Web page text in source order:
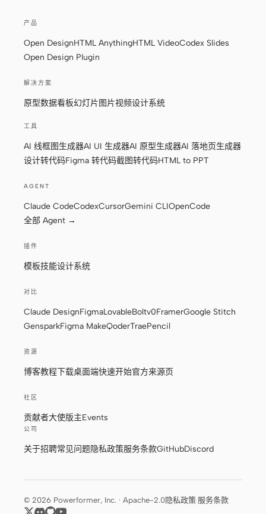
产品
Open DesignHTML AnythingHTML VideoCodex Slides
Open Design Plugin
解决方案
原型数据看板幻灯片图片视频设计系统
工具
AI 线框图生成器AI UI 生成器AI 原型生成器AI 落地页生成器
设计转代码Figma 转代码截图转代码HTML to PPT
AGENT
Claude CodeCodexCursorGemini CLIOpenCode
全部 Agent →
插件
模板技能设计系统
对比
Claude DesignFigmaLovableBoltv0FramerGoogle Stitch
GensparkFigma MakeQoderTraePencil
资源
博客教程下载桌面端快速开始官方来源页
社区
贡献者大使版主Events
公司
关于招聘常见问题隐私政策服务条款GitHubDiscord
© 2026 Powerformer, Inc. · Apache-2.0隐私政策·服务条款